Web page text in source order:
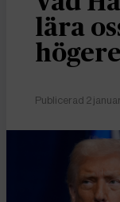
lära
Publicerad 2